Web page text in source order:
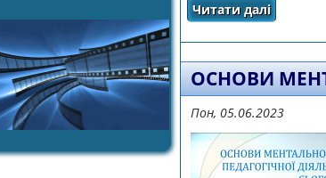
Читати даліпро
ОСНОВИ
Пон, 05.06.2023